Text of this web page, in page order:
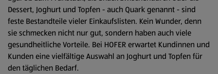
Dessert, Joghurt und Topfen - auch Quark genannt - sind
feste Bestandteile vieler Einkaufslisten. Kein Wunder, denn
sie schmecken nicht nur gut, sondern haben auch viele
gesundheitliche Vorteile. Bei HOFER erwartet Kundinnen und
Kunden eine vielfältige Auswahl an Joghurt und Topfen für
den täglichen Bedarf.